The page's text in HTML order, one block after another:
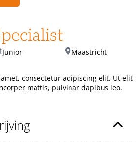
Junior Maastricht
consectetur adipiscing elit. Ut elit
mattis, pulvinar dapibus leo.